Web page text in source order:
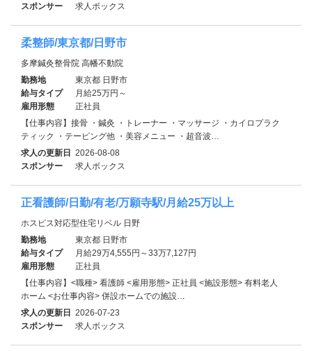
スポンサー
求人ボックス
柔整師/東京都/日野市
多摩鍼灸整骨院 高幡不動院
勤務地
東京都 日野市
給与タイプ
月給25万円～
雇用形態
正社員
【仕事内容】接骨 ・鍼灸 ・トレーナー ・マッサージ ・カイロプラク
ティック ・テーピング他 ・美容メニュー ・超音波…
求人の更新日 2026-08-08
スポンサー
求人ボックス
正看護師/日勤/有老/万願寺駅/月給25万以上
ホスピス対応型住宅リベル 日野
勤務地
東京都 日野市
給与タイプ
月給29万4,555円～33万7,127円
雇用形態
正社員
【仕事内容】<職種> 看護師 <雇用形態> 正社員 <施設形態> 有料老人
ホーム <お仕事内容> 併設ホームでの施設…
求人の更新日 2026-07-23
スポンサー
求人ボックス